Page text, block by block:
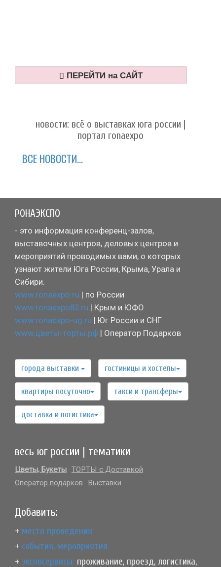
ПЕРЕЙТИ на САЙТ
новости: всё о выставках юга россии |
портал ronaexpo
ВСЕ НОВОСТИ...
РОНАЭКСПО
- это информация конференц-залов,
выставочных центров, деловых центров и
мероприятий проводимых вами, о которых
узнают жители Юга России, Крыма, Урала и
Сибири.
www.ronaexpo.ru | по России
www.ronaexpo82.ru | Крым и ЮФО
www.ronaexpo-ug.ru | Юг России и СНГ
www.цветы-торты.рф | Оператор Подарков
города выставки гостиницы и хостелы
квартиры посуточно такси и трансферы
доставка и логистика
весь юг россии | тематики
Цветы, Букеты ТОРТЫ с Доставкой
Оператор подарков
Выставки
Добавить:
+ место проведения
+ события, мероприятия
+ экспосервисы: проживание, проезд, логистика,